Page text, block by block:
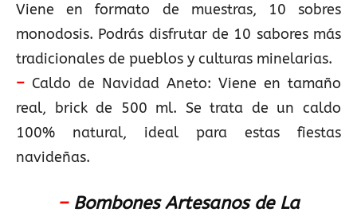
Viene en formato de muestras, 10 sobres
monodosis. Podrás disfrutar de 10 sabores más
tradicionales de pueblos y culturas minelarias.
– Caldo de Navidad Aneto: Viene en tamaño
real, brick de 500 ml. Se trata de un caldo
100% natural, ideal para estas fiestas
navideñas.
– Bombones Artesanos de La